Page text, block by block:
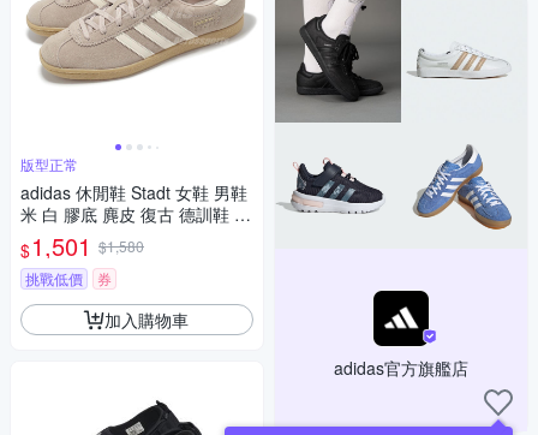
版型正常
adidas 休閒鞋 Stadt 女鞋 男鞋
米 白 膠底 麂皮 復古 德訓鞋 愛
迪達 JQ2599
$1,501 $1,580
挑戰低價
券
加入購物車
adidas官方旗艦店